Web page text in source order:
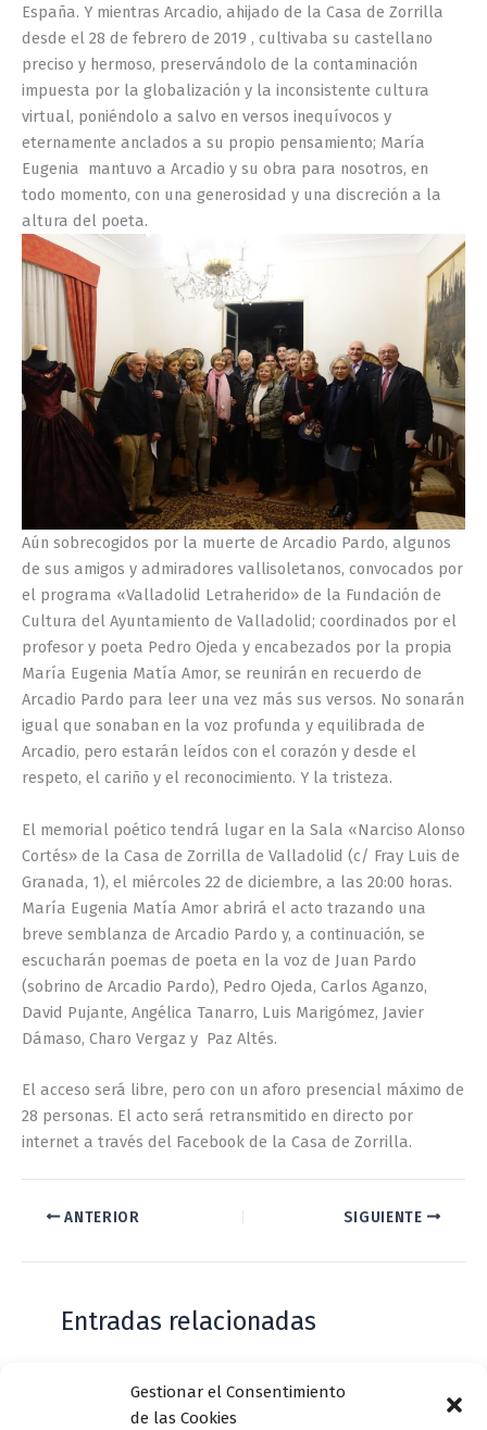
Gestionar el Consentimiento
de las Cookies
España. Y mientras Arcadio, ahijado de la Casa de Zorrilla
desde el 28 de febrero de 2019 , cultivaba su castellano
preciso y hermoso, preservándolo de la contaminación
impuesta por la globalización y la inconsistente cultura
virtual, poniéndolo a salvo en versos inequívocos y
eternamente anclados a su propio pensamiento; María
Eugenia mantuvo a Arcadio y su obra para nosotros, en
todo momento, con una generosidad y una discreción a la
altura del poeta.
Aún sobrecogidos por la muerte de Arcadio Pardo, algunos
de sus amigos y admiradores vallisoletanos, convocados por
el programa «Valladolid Letraherido» de la Fundación de
Cultura del Ayuntamiento de Valladolid; coordinados por el
profesor y poeta Pedro Ojeda y encabezados por la propia
María Eugenia Matía Amor, se reunirán en recuerdo de
Arcadio Pardo para leer una vez más sus versos. No sonarán
igual que sonaban en la voz profunda y equilibrada de
Arcadio, pero estarán leídos con el corazón y desde el
respeto, el cariño y el reconocimiento. Y la tristeza.
El memorial poético tendrá lugar en la Sala «Narciso Alonso
Cortés» de la Casa de Zorrilla de Valladolid (c/ Fray Luis de
Granada, 1), el miércoles 22 de diciembre, a las 20:00 horas.
María Eugenia Matía Amor abrirá el acto trazando una
breve semblanza de Arcadio Pardo y, a continuación, se
escucharán poemas de poeta en la voz de Juan Pardo
(sobrino de Arcadio Pardo), Pedro Ojeda, Carlos Aganzo,
David Pujante, Angélica Tanarro, Luis Marigómez, Javier
Dámaso, Charo Vergaz y Paz Altés.
El acceso será libre, pero con un aforo presencial máximo de
28 personas. El acto será retransmitido en directo por
internet a través del Facebook de la Casa de Zorrilla.
ANTERIOR SIGUIENTE
Entradas relacionadas
Casa de Zorrilla conmemorarán el 168